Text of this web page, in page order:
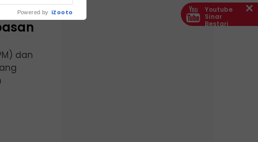
29
dan
Youtube
Sinar
Bestari
Powered by iZooto